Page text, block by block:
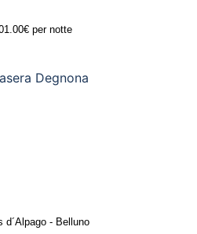
per notte
d´Alpago - Belluno